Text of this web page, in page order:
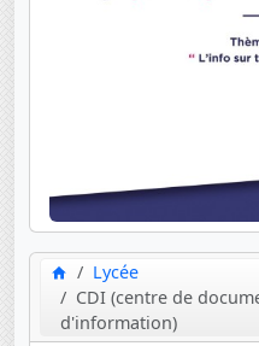
Lycée
CDI (centre de
d'information)